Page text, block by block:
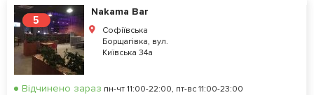
5
Nakama Bar
Софіївська
Борщагівка, вул.
Київська 34а
Відчинено зараз пн-чт 11:00-22:00, пт-вс 11:00-23:00